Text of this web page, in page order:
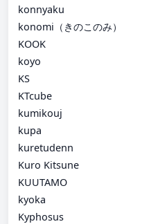
konnyaku
konomi（きのこのみ）
KOOK
koyo
KS
KTcube
kumikouj
kupa
kuretudenn
Kuro Kitsune
KUUTAMO
kyoka
Kyphosus